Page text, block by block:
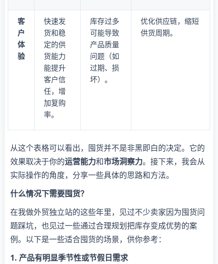
客
户
体
验
快速发
货和稳
定的供
货能力
能提升
客户信
任，增
加复购
率。
库存过多
可能导致
产品质量
问题（如
过期、损
坏）。
优化供应链，缩短
供货周期。
从这个表格可以看出，囤货并不是非黑即白的决定。它的
效果取决于你的运营能力和市场洞察力。接下来，我会从
实际操作的角度，分享一些具体的思路和方法。
什么情况下需要囤货？
在我做外贸独立站的这些年里，见过不少卖家因为囤货问
题踩坑，也见过一些通过合理规划把库存变成优势的案
例。以下是一些适合囤货的场景，供你参考：
1. 产品有明显季节性或节假日需求